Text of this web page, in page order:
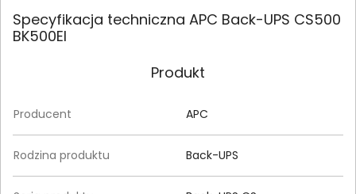
Specyfikacja techniczna APC Back-UPS CS500
BK500EI
Produkt
Producent APC
Rodzina produktu Back-UPS